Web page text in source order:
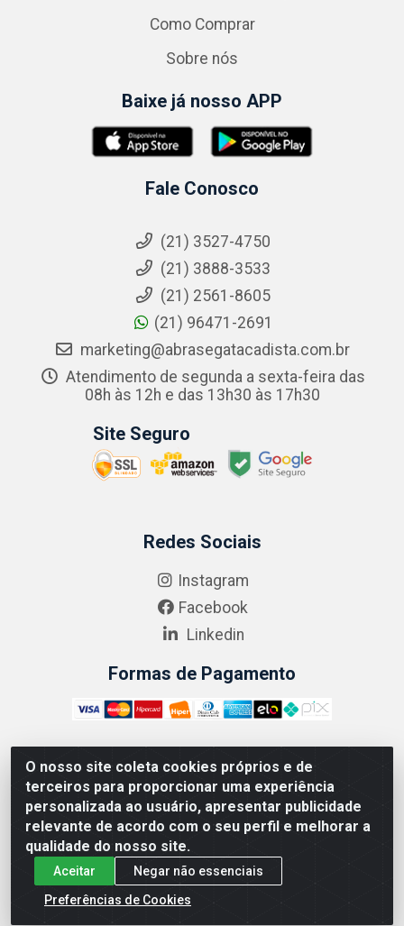
O nosso site coleta cookies próprios e de
terceiros para proporcionar uma experiência
personalizada ao usuário, apresentar publicidade
relevante de acordo com o seu perfil e melhorar a
qualidade do nosso site.
Aceitar
Negar não essenciais
Preferências de Cookies
Como Comprar
Sobre nós
Baixe já nosso APP
Fale Conosco
(21) 3527-4750
(21) 3888-3533
(21) 2561-8605
(21) 96471-2691
marketing@abrasegatacadista.com.br
Atendimento de segunda a sexta-feira das
08h às 12h e das 13h30 às 17h30
Site Seguro
Redes Sociais
Instagram
Facebook
Linkedin
Formas de Pagamento
ABRASEG COMÉRCIO ATACADISTA LTDA - CNPJ:
10.894.768/0001-00 - Avenida Lobo Júnior, 1045 -
Penha Circular - Rio de Janeiro - RJ - CEP 21020-124